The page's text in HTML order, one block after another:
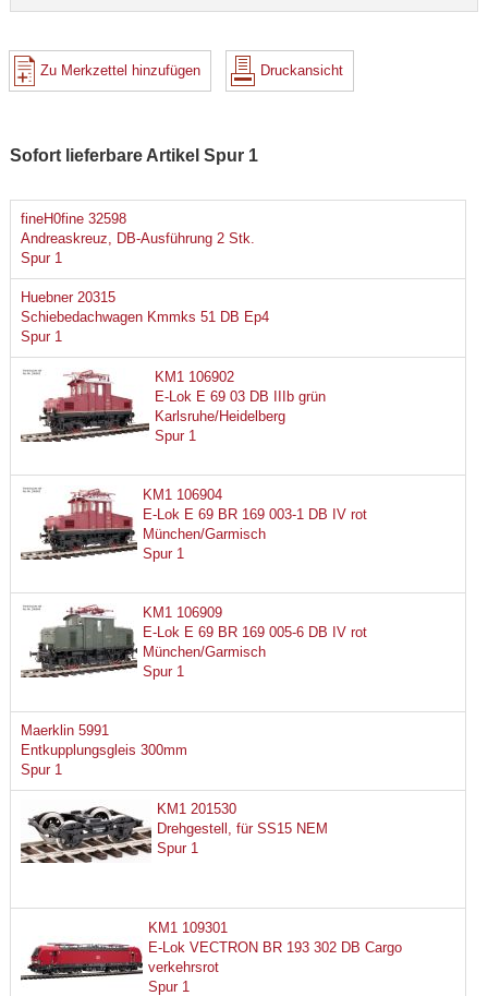
Zu Merkzettel hinzufügen Druckansicht
Sofort lieferbare Artikel Spur 1
fineH0fine 32598
Andreaskreuz, DB-Ausführung 2 Stk.
Spur 1
Huebner 20315
Schiebedachwagen Kmmks 51 DB Ep4
Spur 1
KM1 106902
E-Lok E 69 03 DB IIIb grün
Karlsruhe/Heidelberg
Spur 1
KM1 106904
E-Lok E 69 BR 169 003-1 DB IV rot
München/Garmisch
Spur 1
KM1 106909
E-Lok E 69 BR 169 005-6 DB IV rot
München/Garmisch
Spur 1
Maerklin 5991
Entkupplungsgleis 300mm
Spur 1
KM1 201530
Drehgestell, für SS15 NEM
Spur 1
KM1 109301
E-Lok VECTRON BR 193 302 DB Cargo
verkehrsrot
Spur 1